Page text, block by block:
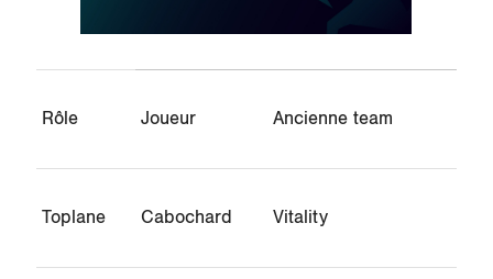
Rôle Joueur Ancienne team
Toplane Cabochard Vitality